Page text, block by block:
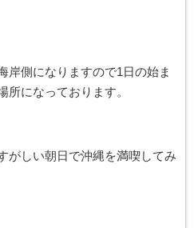
岸側になりますので1日の始ま
所になっております。
がしい朝日で沖縄を満喫してみ